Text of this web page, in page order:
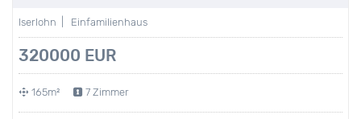
Iserlohn | Einfamilienhaus
320000 EUR
165m² 7 Zimmer